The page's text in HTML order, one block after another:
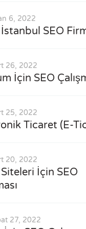
6, 2022
SEO
26, 2022
İçin SEO
25, 2022
Ticaret (E-
20, 2022
İçin SEO
27, 2022